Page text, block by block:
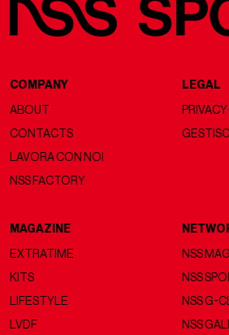
COMPANY
ABOUT
CONTACTS
LAVORA CON NOI
NSS FACTORY
LEGAL
MAGAZINE
EXTRATIME
KITS
LIFESTYLE
LVDF
NSS
NSS
NSS G-
NSS